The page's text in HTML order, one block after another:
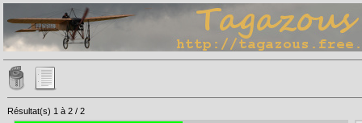
Résultat(s) 1 à 2 / 2